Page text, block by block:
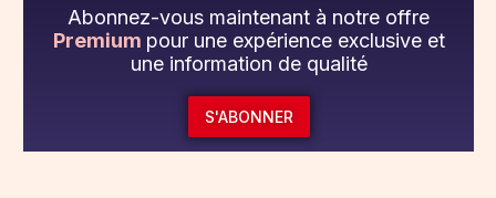
Abonnez-vous maintenant à notre offre
Premium pour une expérience exclusive et
une information de qualité
S'ABONNER